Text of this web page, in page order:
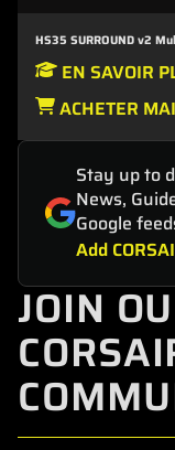
HS35 SURROUND v2
EN SAVOIR
ACHETER
Stay up to
News,
Google
Add
JOIN